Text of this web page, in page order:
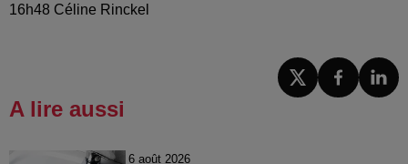
16h48 Céline Rinckel
A lire aussi
6 août 2026